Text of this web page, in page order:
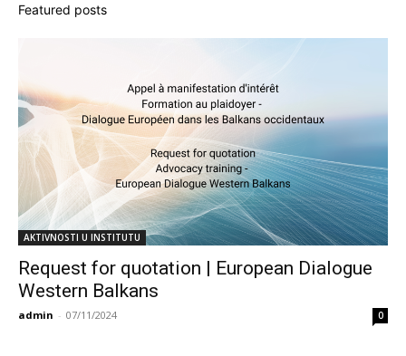
Featured posts
AKTIVNOSTI U INSTITUTU
Request for quotation | European Dialogue
Western Balkans
admin - 07/11/2024 0